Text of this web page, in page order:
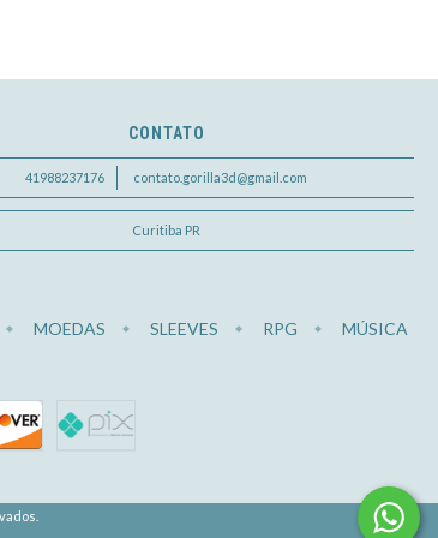
CONTATO
41988237176 contato.gorilla3d@gmail.com
Curitiba PR
MOEDAS SLEEVES RPG MÚSICA